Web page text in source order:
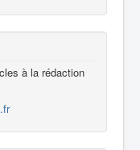
à la rédaction